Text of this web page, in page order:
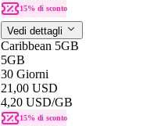
15% di sconto
Vedi dettagli
Caribbean 5GB
5GB
30 Giorni
21,00 USD
4,20 USD/GB
15% di sconto